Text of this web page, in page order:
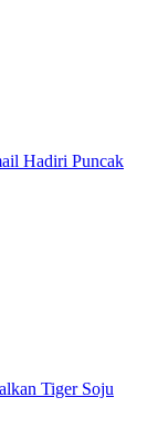
Hadiri Puncak
Tiger Soju